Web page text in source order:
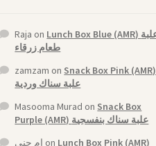
Raja on Lunch Box Blue (AMR) علبة
طعام زرقاء
zamzam on Snack Box Pink (AMR)
علبة سناك وردية
Masooma Murad on Snack Box
Purple (AMR) علبة سناك بنفسجية
ام جنى on Lunch Box Pink (AMR)